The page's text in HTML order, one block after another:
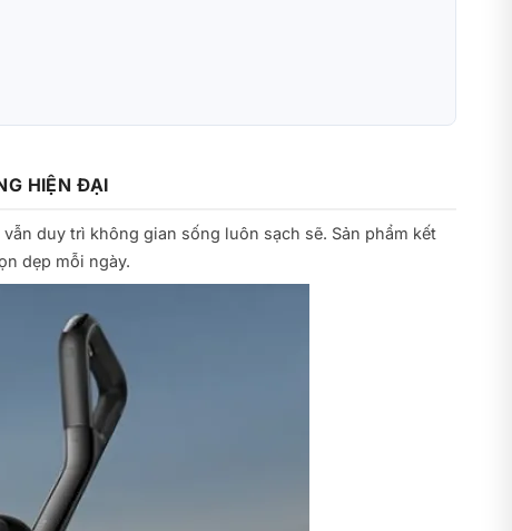
HIỆN ĐẠI
duy trì không gian sống luôn sạch sẽ. Sản phẩm kết
dẹp mỗi ngày.